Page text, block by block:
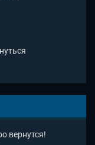
вернутся!